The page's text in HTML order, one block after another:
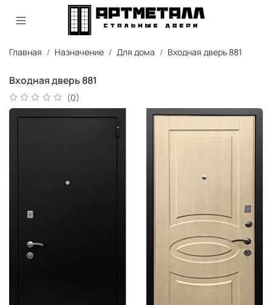
Главная Назначение Для дома Входная дверь 881
Входная дверь 881
(0)